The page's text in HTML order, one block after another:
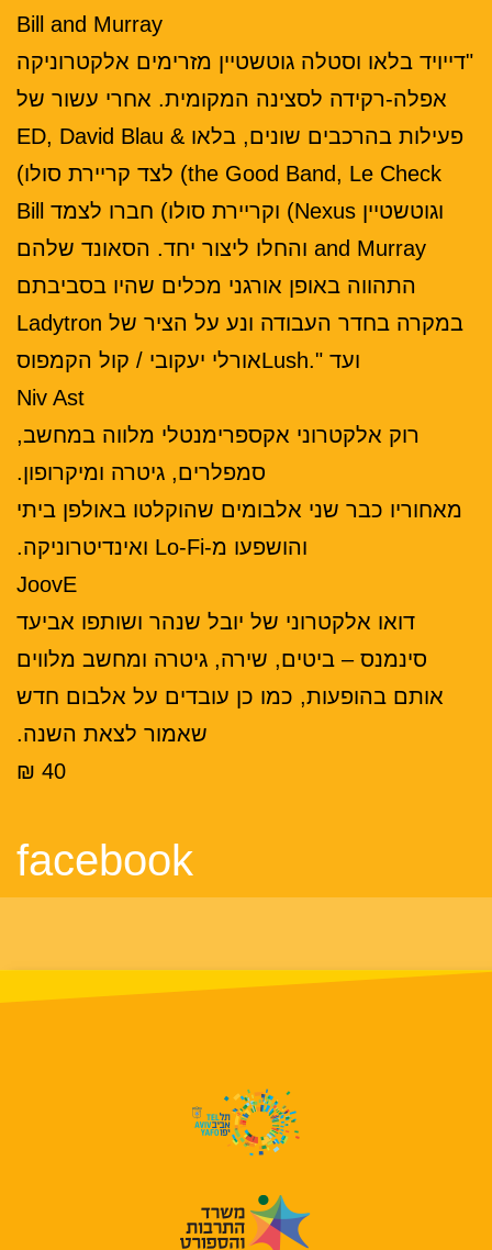
Bill and Murray
"דייויד בלאו וסטלה גוטשטיין מזרימים אלקטרוניקה
אפלה-רקידה לסצינה המקומית. אחרי עשור של
פעילות בהרכבים שונים, בלאו ED, David Blau &
the Good Band, Le Check) לצד קריירת סולו)
וגוטשטיין Nexus) וקריירת סולו) חברו לצמד Bill
and Murray והחלו ליצור יחד. הסאונד שלהם
התהווה באופן אורגני מכלים שהיו בסביבתם
במקרה בחדר העבודה ונע על הציר של Ladytron
ועד ".Lushאורלי יעקובי / קול הקמפוס
Niv Ast
רוק אלקטרוני אקספרימנטלי מלווה במחשב,
סמפלרים, גיטרה ומיקרופון.
מאחוריו כבר שני אלבומים שהוקלטו באולפן ביתי
והושפעו מ-Lo-Fi ואינדיטרוניקה.
JoovE
דואו אלקטרוני של יובל שנהר ושותפו אביעד
סינמנס – ביטים, שירה, גיטרה ומחשב מלווים
אותם בהופעות, כמו כן עובדים על אלבום חדש
שאמור לצאת השנה.
40 ₪
facebook